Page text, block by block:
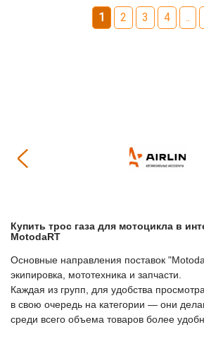
1 2 3 4 ..
Купить Трос газа для мотоцикла в
МоtodaRT
Основные направления поставок
экипировка, мототехника и запчасти.
Каждая из групп, для удобства
в свою очередь на категории — они
среди всего объема товаров более